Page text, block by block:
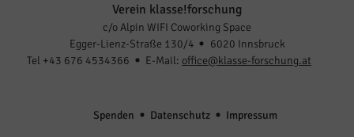
Verein klasse!forschung
c/o Alpin WIFI Coworking Space
Egger-Lienz-Straße 130/4
6020 Innsbruck
Tel +43 676 4534366
E-Mail: office@klasse-forschung.at
Spenden Datenschutz Impressum